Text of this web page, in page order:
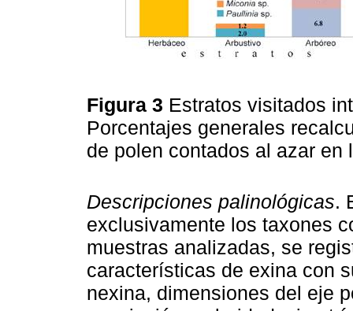
Figura 3 Estratos visitados
Porcentajes generales
de polen contados al azar
Descripciones palinológicas.
exclusivamente los taxones
muestras analizadas, se
características de exina con
nexina, dimensiones del eje